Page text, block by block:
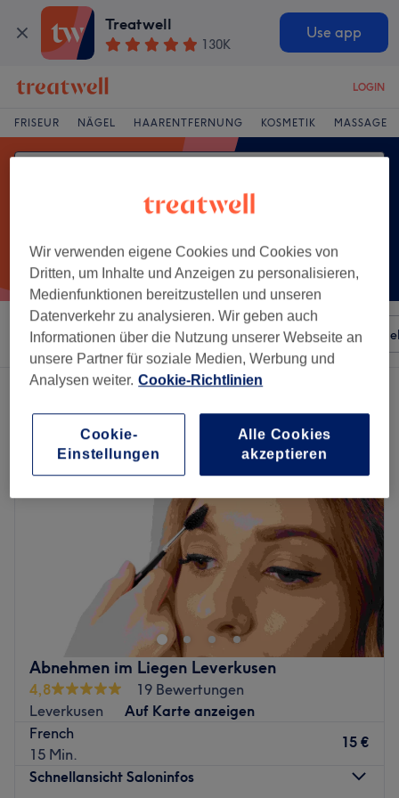
Treatwell
130K
Use app
LOGIN
FRISEUR NÄGEL HAARENTFERNUNG KOSMETIK MASSAGE
Sortieren nach Besonderheiten Salons
Ein Salon, der anbietet: nagel design in Lützenkirchen, Leverkusen
Abnehmen im Liegen Leverkusen
4,8
19 Bewertungen
Leverkusen
Auf Karte anzeigen
French
15 Min.
15 €
Schnellansicht Saloninfos
Wir verwenden eigene Cookies und Cookies von
Dritten, um Inhalte und Anzeigen zu personalisieren,
Medienfunktionen bereitzustellen und unseren
Datenverkehr zu analysieren. Wir geben auch
Informationen über die Nutzung unserer Webseite an
unsere Partner für soziale Medien, Werbung und
Analysen weiter. Cookie-Richtlinien
Cookie-
Einstellungen
Alle Cookies
akzeptieren